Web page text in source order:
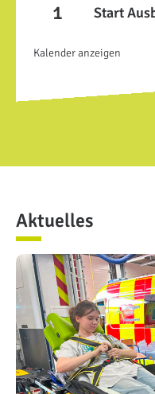
1 Start
Kalender anzeigen
Aktuelles